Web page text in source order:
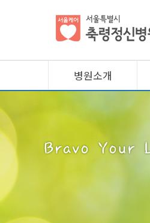
병원소개